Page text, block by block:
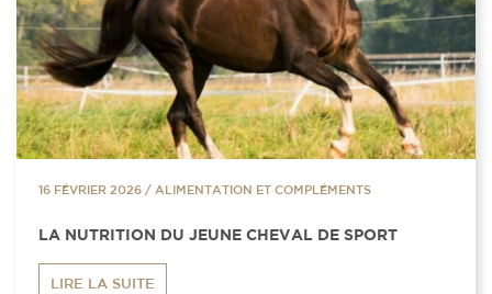
16 FÉVRIER 2026 / ALIMENTATION ET COMPLÉMENTS
LA NUTRITION DU JEUNE CHEVAL DE SPORT
LIRE LA SUITE